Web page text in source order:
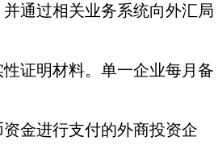
通过相关业务系统向外汇局
证明材料。单一企业每月备
金进行支付的外商投资企